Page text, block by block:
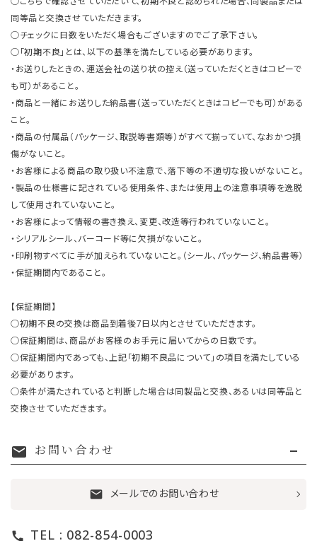
同等品と交換させていただきます。
○チェックに日数をいただく場合もございますのでご了承下さい。
○「初期不良」とは、以下の基準を満たしている必要があります。
・お送りしたときの、運送会社の送り状の控え（送っていただくときはコピーで
も可）があること。
・商品と一緒にお送りした納品書（送っていただくときはコピーでも可）がある
こと。
・商品の付属品（パッケージ、取説等書類等）がすべて揃っていて、なおかつ損
傷がないこと。
・お客様による商品の取り扱い不注意で、落下等の不適切な扱いがないこと。
・製品の仕様書に記されている使用条件、または使用上の注意事項等を逸脱
して使用されていないこと。
・お客様によって情報の書き換え、変更、改造等行われていないこと。
・シリアルシール、バーコード等に欠損がないこと。
・印刷物すべてに手が加えられていないこと。（シール、パッケージ、納品書等）
・保証期間内であること。
【保証期間】
○初期不良の交換は商品到着後7日以内とさせていただきます。
○保証期間は、商品がお客様のお手元に届いてからの日数です。
○保証期間内であっても、上記「初期不良品について」の項目を満たしている
必要があります。
○条件が満たされていると判断した場合は同製品と交換、あるいは同等品と
交換させていただきます。
mail お問い合わせ
mail メールでのお問い合わせ
call TEL : 082-854-0003